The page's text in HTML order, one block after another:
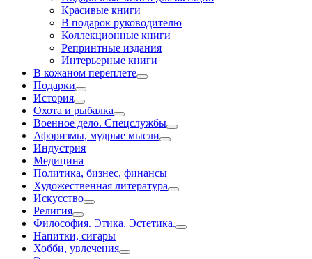
Красивые книги
В подарок руководителю
Коллекционные книги
Репринтные издания
Интерьерные книги
В кожаном переплете
Подарки
История
Охота и рыбалка
Военное дело. Спецслужбы
Афоризмы, мудрые мысли
Индустрия
Медицина
Политика, бизнес, финансы
Художественная литература
Искусство
Религия
Философия. Этика. Эстетика.
Напитки, сигары
Хобби, увлечения